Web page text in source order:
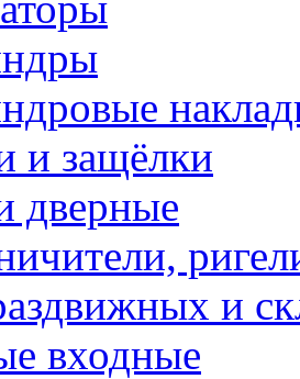
и защёлки
дверные
и
входные